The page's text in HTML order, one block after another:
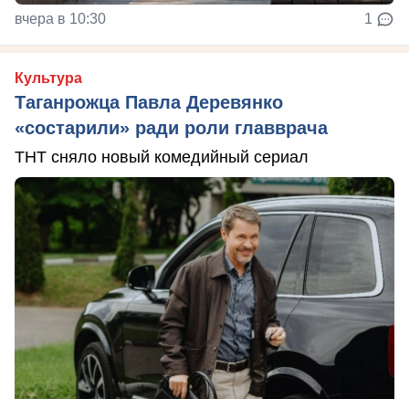
вчера в 10:30 1
Культура
Таганрожца Павла Деревянко
«состарили» ради роли главврача
ТНТ сняло новый комедийный сериал